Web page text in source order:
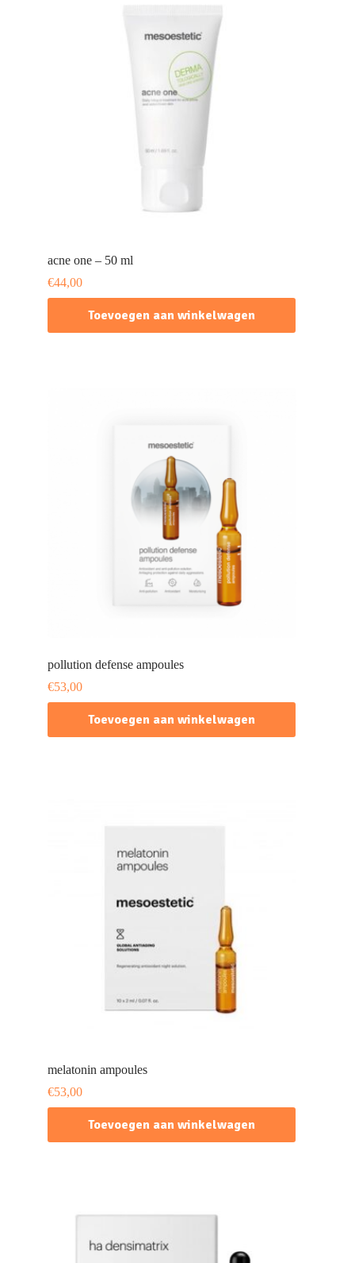
acne one – 50 ml
€44,00
Toevoegen aan winkelwagen
pollution defense ampoules
€53,00
Toevoegen aan winkelwagen
melatonin ampoules
€53,00
Toevoegen aan winkelwagen